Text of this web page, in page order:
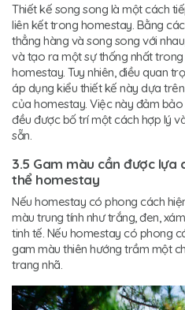
Thiết kế song song là một cách
liên kết trong homestay. Bằng
thẳng hàng và song song với
và tạo ra một sự thống nhất
homestay. Tuy nhiên, điều quan
áp dụng kiểu thiết kế này dựa
của homestay. Việc này đảm
đều được bố trí một cách hợp lý
sẵn.
3.5 Gam màu cần được lựa
thể homestay
Nếu homestay có phong cách
màu trung tính như trắng, đen,
tinh tế. Nếu homestay có phong
gam màu thiên hướng trầm một
trang nhã.